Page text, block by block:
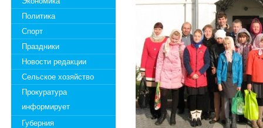
Политика
Спорт
Праздники
Новости редакции
Сельское хозяйство
Прокуратура
информирует
Губерния